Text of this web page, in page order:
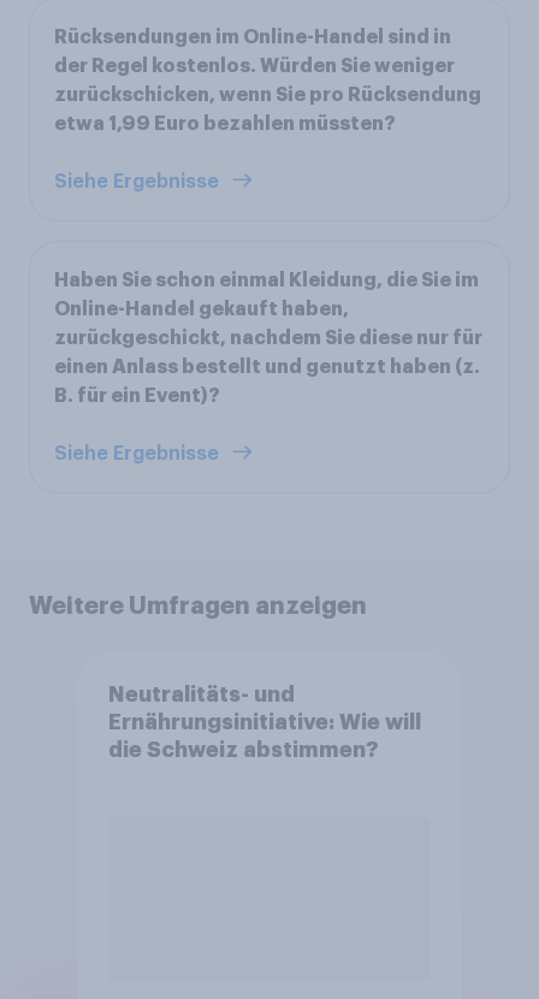
Rücksendungen im Online-Handel sind in
der Regel kostenlos. Würden Sie weniger
zurückschicken, wenn Sie pro Rücksendung
etwa 1,99 Euro bezahlen müssten?
Siehe Ergebnisse
Haben Sie schon einmal Kleidung, die Sie im
Online-Handel gekauft haben,
zurückgeschickt, nachdem Sie diese nur für
einen Anlass bestellt und genutzt haben (z.
B. für ein Event)?
Siehe Ergebnisse
Weitere Umfragen anzeigen
Neutralitäts- und
Ernährungsinitiative: Wie will
die Schweiz abstimmen?